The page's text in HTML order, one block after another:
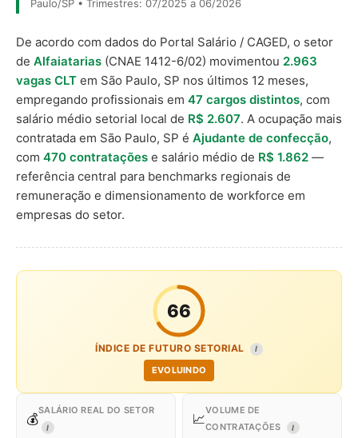
Paulo/SP • Trimestres: 07/2025 a 06/2026
De acordo com dados do Portal Salário / CAGED, o setor
de Alfaiatarias (CNAE 1412-6/02) movimentou 2.963
vagas CLT em São Paulo, SP nos últimos 12 meses,
empregando profissionais em 47 cargos distintos, com
salário médio setorial local de R$ 2.607. A ocupação mais
contratada em São Paulo, SP é Ajudante de confecção,
com 470 contratações e salário médio de R$ 1.862 —
referência central para benchmarks regionais de
remuneração e dimensionamento de workforce em
empresas do setor.
66
ÍNDICE DE FUTURO SETORIAL I
EVOLUINDO
💰
SALÁRIO REAL DO SETOR
I
📈
VOLUME DE
CONTRATAÇÕES
I